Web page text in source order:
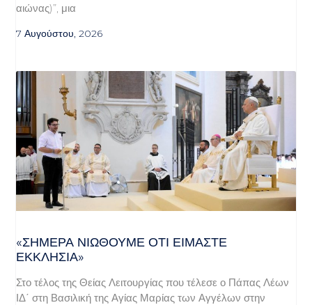
αιώνας)”, μια
7 Αυγούστου, 2026
«ΣΉΜΕΡΑ ΝΙΏΘΟΥΜΕ ΌΤΙ ΕΊΜΑΣΤΕ
ΕΚΚΛΗΣΊΑ»
Στο τέλος της Θείας Λειτουργίας που τέλεσε ο Πάπας Λέων
ΙΔ΄ στη Βασιλική της Αγίας Μαρίας των Αγγέλων στην